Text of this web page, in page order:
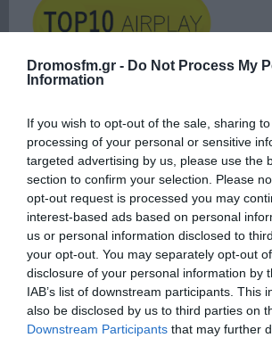
Dromosfm.gr - Do Not Process My
Information
If you wish to opt-out of the sale, sharing
processing of your personal or sensitive
targeted advertising by us, please use the
section to confirm your selection. Please
opt-out request is processed you may
interest-based ads based on personal
us or personal information disclosed to
your opt-out. You may separately opt-out
disclosure of your personal information by
IAB’s list of downstream participants. This
also be disclosed by us to third parties on
Downstream Participants that may further
ΕΙΠΕΣ – ΦΕΡΡΗΣ ΘΟΔΩΡΗΣ
Παρακαλώ Περιμένετε...